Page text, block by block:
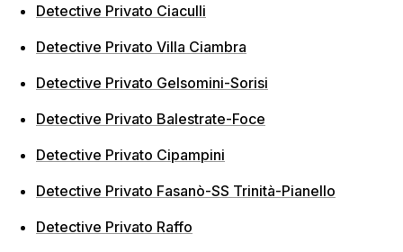
Detective Privato Ciaculli
Detective Privato Villa Ciambra
Detective Privato Gelsomini-Sorisi
Detective Privato Balestrate-Foce
Detective Privato Cipampini
Detective Privato Fasanò-SS Trinità-Pianello
Detective Privato Raffo